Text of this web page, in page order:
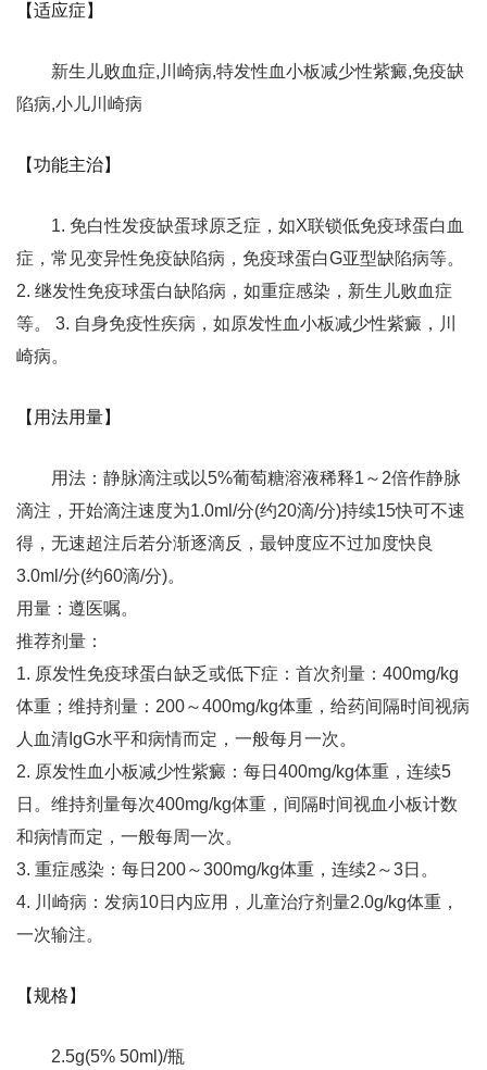
【适应症】
新生儿败血症,川崎病,特发性血小板减少性紫癜,免疫缺
陷病,小儿川崎病
【功能主治】
1. 免白性发疫缺蛋球原乏症，如X联锁低免疫球蛋白血
症，常见变异性免疫缺陷病，免疫球蛋白G亚型缺陷病等。
2. 继发性免疫球蛋白缺陷病，如重症感染，新生儿败血症
等。 3. 自身免疫性疾病，如原发性血小板减少性紫癜，川
崎病。
【用法用量】
用法：静脉滴注或以5%葡萄糖溶液稀释1～2倍作静脉
滴注，开始滴注速度为1.0ml/分(约20滴/分)持续15快可不速
得，无速超注后若分渐逐滴反，最钟度应不过加度快良
3.0ml/分(约60滴/分)。
用量：遵医嘱。
推荐剂量：
1. 原发性免疫球蛋白缺乏或低下症：首次剂量：400mg/kg
体重；维持剂量：200～400mg/kg体重，给药间隔时间视病
人血清IgG水平和病情而定，一般每月一次。
2. 原发性血小板减少性紫癜：每日400mg/kg体重，连续5
日。维持剂量每次400mg/kg体重，间隔时间视血小板计数
和病情而定，一般每周一次。
3. 重症感染：每日200～300mg/kg体重，连续2～3日。
4. 川崎病：发病10日内应用，儿童治疗剂量2.0g/kg体重，
一次输注。
【规格】
2.5g(5% 50ml)/瓶